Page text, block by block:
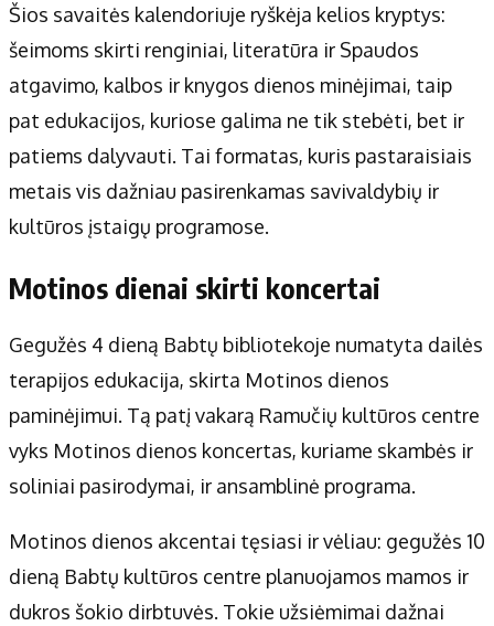
Šios savaitės kalendoriuje ryškėja kelios kryptys:
šeimoms skirti renginiai, literatūra ir Spaudos
atgavimo, kalbos ir knygos dienos minėjimai, taip
pat edukacijos, kuriose galima ne tik stebėti, bet ir
patiems dalyvauti. Tai formatas, kuris pastaraisiais
metais vis dažniau pasirenkamas savivaldybių ir
kultūros įstaigų programose.
Motinos dienai skirti koncertai
Gegužės 4 dieną Babtų bibliotekoje numatyta dailės
terapijos edukacija, skirta Motinos dienos
paminėjimui. Tą patį vakarą Ramučių kultūros centre
vyks Motinos dienos koncertas, kuriame skambės ir
soliniai pasirodymai, ir ansamblinė programa.
Motinos dienos akcentai tęsiasi ir vėliau: gegužės 10
dieną Babtų kultūros centre planuojamos mamos ir
dukros šokio dirbtuvės. Tokie užsiėmimai dažnai